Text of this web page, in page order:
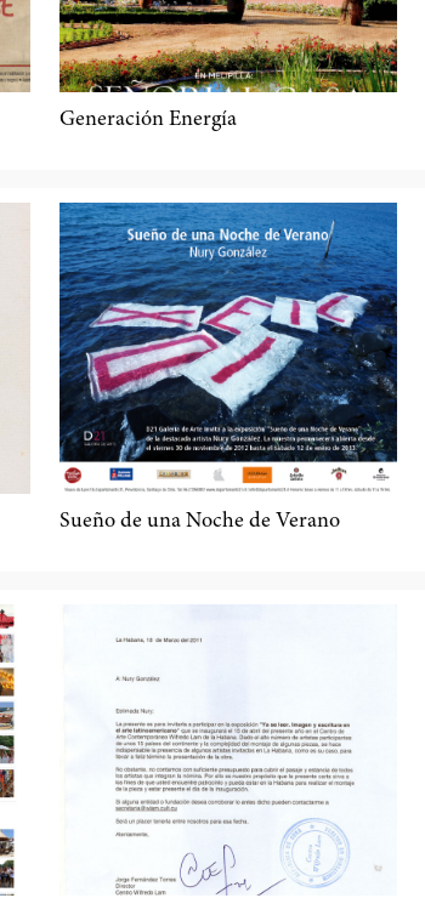
Generación Energía
Sueño de una Noche de Verano